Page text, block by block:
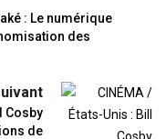
: Le numérique
des
Cosby
de